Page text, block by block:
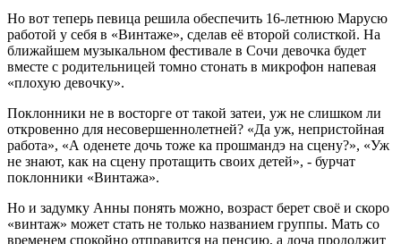
Но вот теперь певица решила обеспечить 16-летнюю Марусю
работой у себя в «Винтаже», сделав её второй солисткой. На
ближайшем музыкальном фестивале в Сочи девочка будет
вместе с родительницей томно стонать в микрофон напевая
«плохую девочку».
Поклонники не в восторге от такой затеи, уж не слишком ли
откровенно для несовершеннолетней? «Да уж, непристойная
работа», «А оденете дочь тоже ка прошмандэ на сцену?», «Уж
не знают, как на сцену протащить своих детей», - бурчат
поклонники «Винтажа».
Но и задумку Анны понять можно, возраст берет своё и скоро
«винтаж» может стать не только названием группы. Мать со
временем спокойно отправится на пенсию, а доча продолжит